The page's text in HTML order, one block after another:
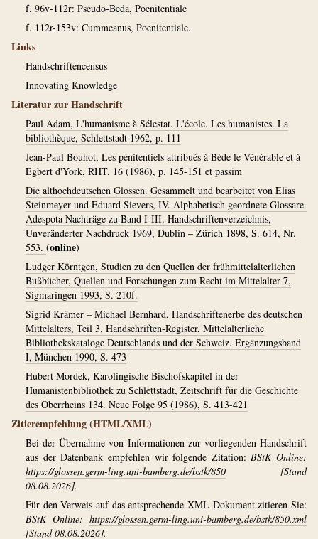
f. 96v-112r: Pseudo-Beda, Poenitentiale
f. 112r-153v: Cummeanus, Poenitentiale.
Links
Handschriftencensus
Innovating Knowledge
Literatur zur Handschrift
Paul Adam, L'humanisme à Sélestat. L'école. Les humanistes. La
bibliothèque, Schlettstadt 1962, p. 111
Jean-Paul Bouhot, Les pénitentiels attribués à Bède le Vénérable et à
Egbert d'York, RHT. 16 (1986), p. 145-151 et passim
Die althochdeutschen Glossen. Gesammelt und bearbeitet von Elias
Steinmeyer und Eduard Sievers, IV. Alphabetisch geordnete Glossare.
Adespota Nachträge zu Band I-III. Handschriftenverzeichnis,
Unveränderter Nachdruck 1969, Dublin – Zürich 1898, S. 614, Nr.
553. (online)
Ludger Körntgen, Studien zu den Quellen der frühmittelalterlichen
Bußbücher, Quellen und Forschungen zum Recht im Mittelalter 7,
Sigmaringen 1993, S. 210f.
Sigrid Krämer – Michael Bernhard, Handschriftenerbe des deutschen
Mittelalters, Teil 3. Handschriften-Register, Mittelalterliche
Bibliothekskataloge Deutschlands und der Schweiz. Ergänzungsband
I, München 1990, S. 473
Hubert Mordek, Karolingische Bischofskapitel in der
Humanistenbibliothek zu Schlettstadt, Zeitschrift für die Geschichte
des Oberrheins 134. Neue Folge 95 (1986), S. 413-421
Zitierempfehlung (HTML/XML)
Bei der Übernahme von Informationen zur vorliegenden Handschrift
aus der Datenbank empfehlen wir folgende Zitation:BStK Online:
https://glossen.germ-ling.uni-bamberg.de/bstk/850 [Stand
08.08.2026].
Für den Verweis auf das entsprechende XML-Dokument zitieren Sie:
BStK Online: https://glossen.germ-ling.uni-bamberg.de/bstk/850.xml
[Stand 08.08.2026].